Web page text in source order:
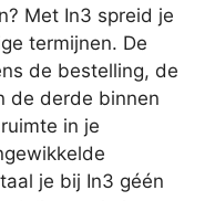
Met In3 spreid je
termijnen. De
de bestelling, de
de derde binnen
in je
je bij In3 géén